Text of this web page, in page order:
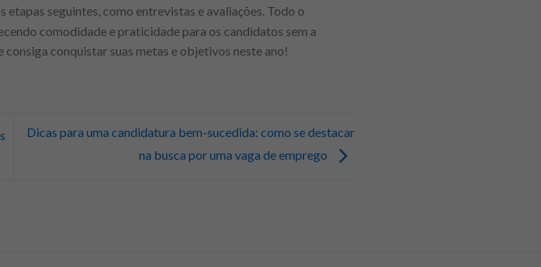
etapas seguintes, como entrevistas e avaliações. Todo o
comodidade e praticidade para os candidatos sem a
consiga conquistar suas metas e objetivos neste ano!
Dicas para uma candidatura bem-sucedida: como se destacar
na busca por uma vaga de emprego